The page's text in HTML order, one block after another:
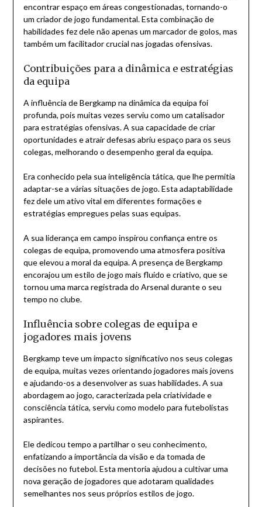
encontrar espaço em áreas congestionadas, tornando-o
um criador de jogo fundamental. Esta combinação de
habilidades fez dele não apenas um marcador de golos, mas
também um facilitador crucial nas jogadas ofensivas.
Contribuições para a dinâmica e estratégias
da equipa
A influência de Bergkamp na dinâmica da equipa foi
profunda, pois muitas vezes serviu como um catalisador
para estratégias ofensivas. A sua capacidade de criar
oportunidades e atrair defesas abriu espaço para os seus
colegas, melhorando o desempenho geral da equipa.
Era conhecido pela sua inteligência tática, que lhe permitia
adaptar-se a várias situações de jogo. Esta adaptabilidade
fez dele um ativo vital em diferentes formações e
estratégias empregues pelas suas equipas.
A sua liderança em campo inspirou confiança entre os
colegas de equipa, promovendo uma atmosfera positiva
que elevou a moral da equipa. A presença de Bergkamp
encorajou um estilo de jogo mais fluido e criativo, que se
tornou uma marca registrada do Arsenal durante o seu
tempo no clube.
Influência sobre colegas de equipa e
jogadores mais jovens
Bergkamp teve um impacto significativo nos seus colegas
de equipa, muitas vezes orientando jogadores mais jovens
e ajudando-os a desenvolver as suas habilidades. A sua
abordagem ao jogo, caracterizada pela criatividade e
consciência tática, serviu como modelo para futebolistas
aspirantes.
Ele dedicou tempo a partilhar o seu conhecimento,
enfatizando a importância da visão e da tomada de
decisões no futebol. Esta mentoria ajudou a cultivar uma
nova geração de jogadores que adotaram qualidades
semelhantes nos seus próprios estilos de jogo.